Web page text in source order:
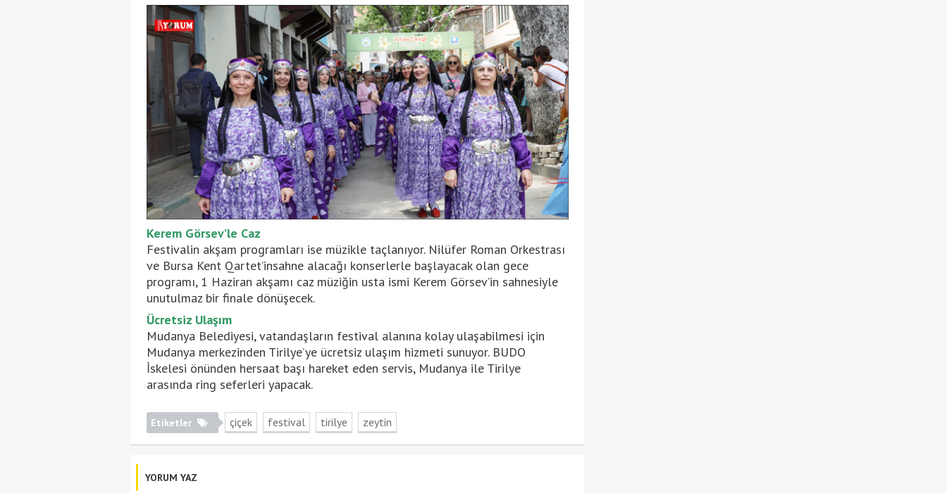
Kerem Görsev’le Caz
Festivalin akşam programları ise müzikle taçlanıyor. Nilüfer Roman Orkestrası
ve Bursa Kent Qartet’insahne alacağı konserlerle başlayacak olan gece
programı, 1 Haziran akşamı caz müziğin usta ismi Kerem Görsev’in sahnesiyle
unutulmaz bir finale dönüşecek.
Ücretsiz Ulaşım
Mudanya Belediyesi, vatandaşların festival alanına kolay ulaşabilmesi için
Mudanya merkezinden Tirilye’ye ücretsiz ulaşım hizmeti sunuyor. BUDO
İskelesi önünden hersaat başı hareket eden servis, Mudanya ile Tirilye
arasında ring seferleri yapacak.
Etiketler çiçek festival tirilye zeytin
YORUM YAZ